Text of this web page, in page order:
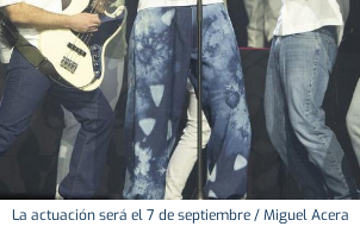
La actuación será el 7 de septiembre / Miguel Acera